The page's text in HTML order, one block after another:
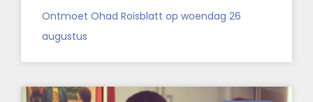
Ontmoet Ohad Roisblatt op woendag 26
augustus